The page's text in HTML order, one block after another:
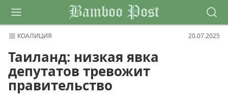
Bamboo Post
КОАЛИЦИЯ 20.07.2025
Таиланд: низкая явка
депутатов тревожит
правительство